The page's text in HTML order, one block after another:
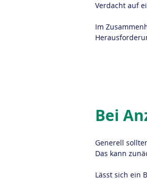
Verdacht auf
Im
Bei
Generell
Das kann
Lässt sich ein